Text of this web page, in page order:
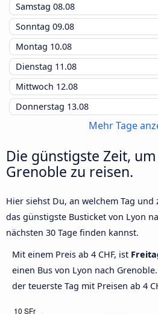
Samstag 08.08
Sonntag 09.08
Montag 10.08
Dienstag 11.08
Mittwoch 12.08
Donnerstag 13.08
Mehr Tage
Die günstigste Zeit,
Grenoble zu reisen.
Hier siehst Du, an welchem Tag und
das günstigste Busticket von Lyon
nächsten 30 Tage finden kannst.
Mit einem Preis ab 4 CHF, ist
einen Bus von Lyon nach Grenoble.
der teuerste Tag mit Preisen ab 4